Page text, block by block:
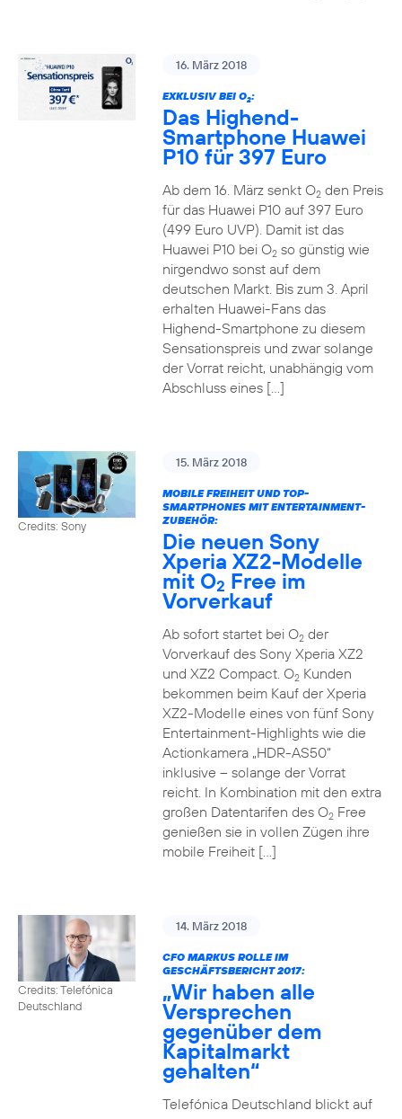
16. März 2018
EXKLUSIV BEI O2:
Das Highend-
Smartphone Huawei
P10 für 397 Euro
Ab dem 16. März senkt O2den Preis
für das Huawei P10 auf 397 Euro
(499 Euro UVP). Damit ist das
Huawei P10 bei O2so günstig wie
nirgendwo sonst auf dem
deutschen Markt. Bis zum 3. April
erhalten Huawei-Fans das
Highend-Smartphone zu diesem
Sensationspreis und zwar solange
der Vorrat reicht, unabhängig vom
Abschluss eines […]
Credits: Sony
15. März 2018
MOBILE FREIHEIT UND TOP-
SMARTPHONES MIT ENTERTAINMENT-
ZUBEHÖR:
Die neuen Sony
Xperia XZ2-Modelle
mit O2 Free im
Vorverkauf
Ab sofort startet bei O2der
Vorverkauf des Sony Xperia XZ2
und XZ2 Compact. O2Kunden
bekommen beim Kauf der Xperia
XZ2-Modelle eines von fünf Sony
Entertainment-Highlights wie die
Actionkamera „HDR-AS50“
inklusive – solange der Vorrat
reicht. In Kombination mit den extra
großen Datentarifen des O2Free
genießen sie in vollen Zügen ihre
mobile Freiheit […]
Credits: Telefónica
Deutschland
14. März 2018
CFO MARKUS ROLLE IM
GESCHÄFTSBERICHT 2017:
„Wir haben alle
Versprechen
gegenüber dem
Kapitalmarkt
gehalten“
Telefónica Deutschland blickt auf